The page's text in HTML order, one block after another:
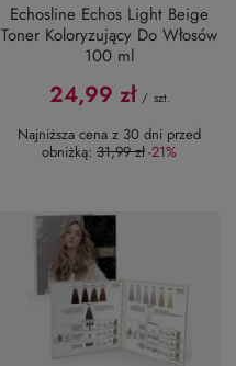
Echosline Echos Light Beige
Toner Koloryzujący Do Włosów
100 ml
24,99 zł / szt.
Najniższa cena z 30 dni przed
obniżką: 31,99 zł-21%